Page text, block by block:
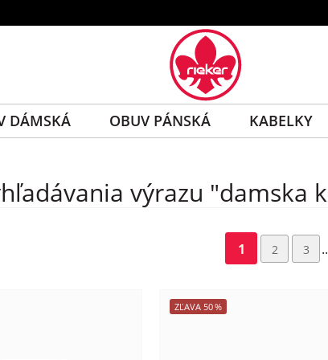
výrazu "damska
1 2 3
ZĽAVA 50%
DÁMSKÁ OBUV PÁNSKÁ KABELKY